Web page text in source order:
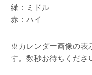
緑：ミドル
赤：ハイ
※カレンダー画像の表
す。数秒お待ちくださ